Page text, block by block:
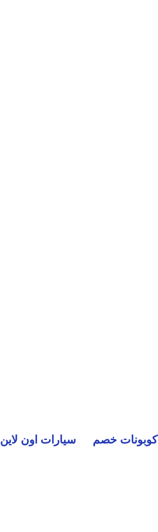
كوبونات خصم سيارات اون لاين